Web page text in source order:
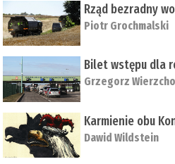
Rząd bezradny
Piotr Grochmalski
Bilet wstępu dla
Grzegorz
Karmienie obu
Dawid Wildstein